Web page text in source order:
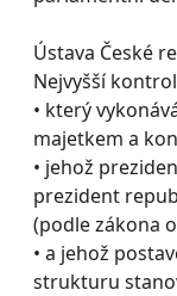
Ústava České
Nejvyšší
• který
majetkem a
• jehož
prezident
(podle zákona
• a jehož
strukturu